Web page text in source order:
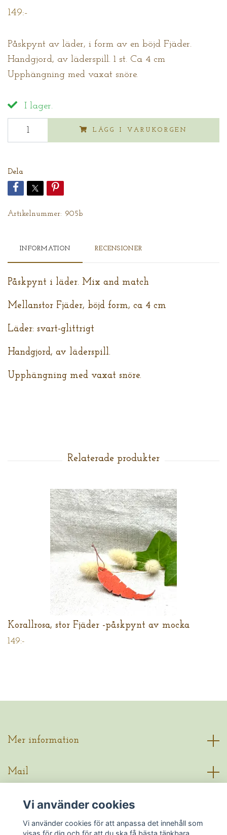
149:-
Påskpynt av läder, i form av en böjd Fjäder.
Handgjord, av läderspill. 1 st. Ca 4 cm
Upphängning med vaxat snöre.
I lager.
LÄGG I VARUKORGEN
Dela
Artikelnummer: 905b
INFORMATION RECENSIONER
Påskpynt i läder. Mix and match
Mellanstor Fjäder, böjd form, ca 4 cm
Läder: svart-glittrigt
Handgjord, av läderspill.
Upphängning med vaxat snöre.
Korallrosa, stor Fjäder -påskpynt av mocka
149:-
Mer information
Mail
Sociala medier
Vi använder cookies
Vi använder cookies för att anpassa det innehåll som
visas för dig och för att du ska få bästa tänkbara